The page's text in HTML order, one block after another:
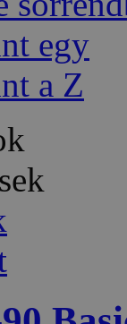
egy
a Z